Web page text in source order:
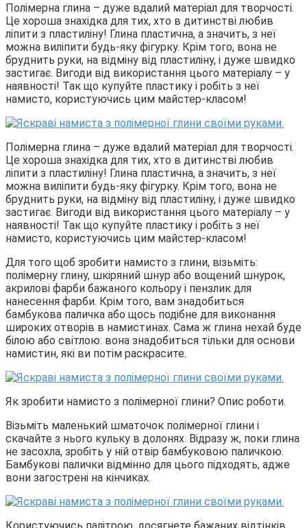
Полімерна глина – дуже вдалий матеріал для творчості.
Це хороша знахідка для тих, хто в дитинстві любив
ліпити з пластиліну! Глина пластична, а значить, з неї
можна виліпити будь-яку фігурку. Крім того, вона не
бруднить руки, на відміну від пластиліну, і дуже швидко
застигає. Вигоди від використання цього матеріалу – у
наявності! Так що купуйте пластику і робіть з неї
намисто, користуючись цим майстер-класом!
Полімерна глина – дуже вдалий матеріал для творчості.
Це хороша знахідка для тих, хто в дитинстві любив
ліпити з пластиліну! Глина пластична, а значить, з неї
можна виліпити будь-яку фігурку. Крім того, вона не
бруднить руки, на відміну від пластиліну, і дуже швидко
застигає. Вигоди від використання цього матеріалу – у
наявності! Так що купуйте пластику і робіть з неї
намисто, користуючись цим майстер-класом!
Для того щоб зробити намисто з глини, візьміть:
полімерну глину, шкіряний шнур або вощений шнурок,
акрилові фарби бажаного кольору і пензлик для
нанесення фарби. Крім того, вам знадобиться
бамбукова паличка або щось подібне для виконання
широких отворів в намистинах. Сама ж глина нехай буде
білою або світлою: вона знадобиться тільки для основи
намистин, які ви потім раскрасите.
Як зробити намисто з полімерної глини? Опис роботи.
Візьміть маленький шматочок полімерної глини і
скачайте з нього кульку в долонях. Відразу ж, поки глина
не засохла, зробіть у ній отвір бамбуковою паличкою.
Бамбукові палички відмінно для цього підходять, адже
вони загострені на кінчиках.